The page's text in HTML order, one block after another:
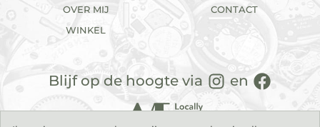
OVER MIJ
WINKEL
CONTACT
Blijf op de hoogte via en